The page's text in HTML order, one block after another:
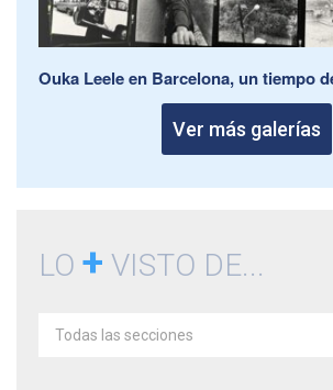
Ouka Leele en Barcelona, un tiempo
Ver más galerías
LO + VISTO DE...
Todas las secciones